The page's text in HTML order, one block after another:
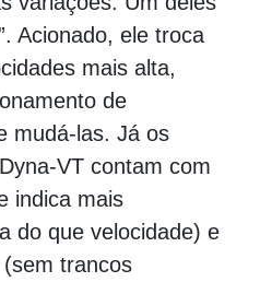
Acionado, ele troca
mais alta,
de
mudá-las. Já os
VT contam com
indica mais
do que velocidade) e
(sem trancos